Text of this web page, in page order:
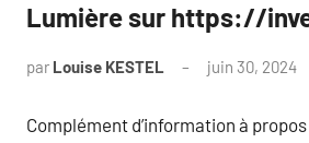
Lumière sur https://
par Louise KESTEL juin 30, 2024
Complément d’information à propos